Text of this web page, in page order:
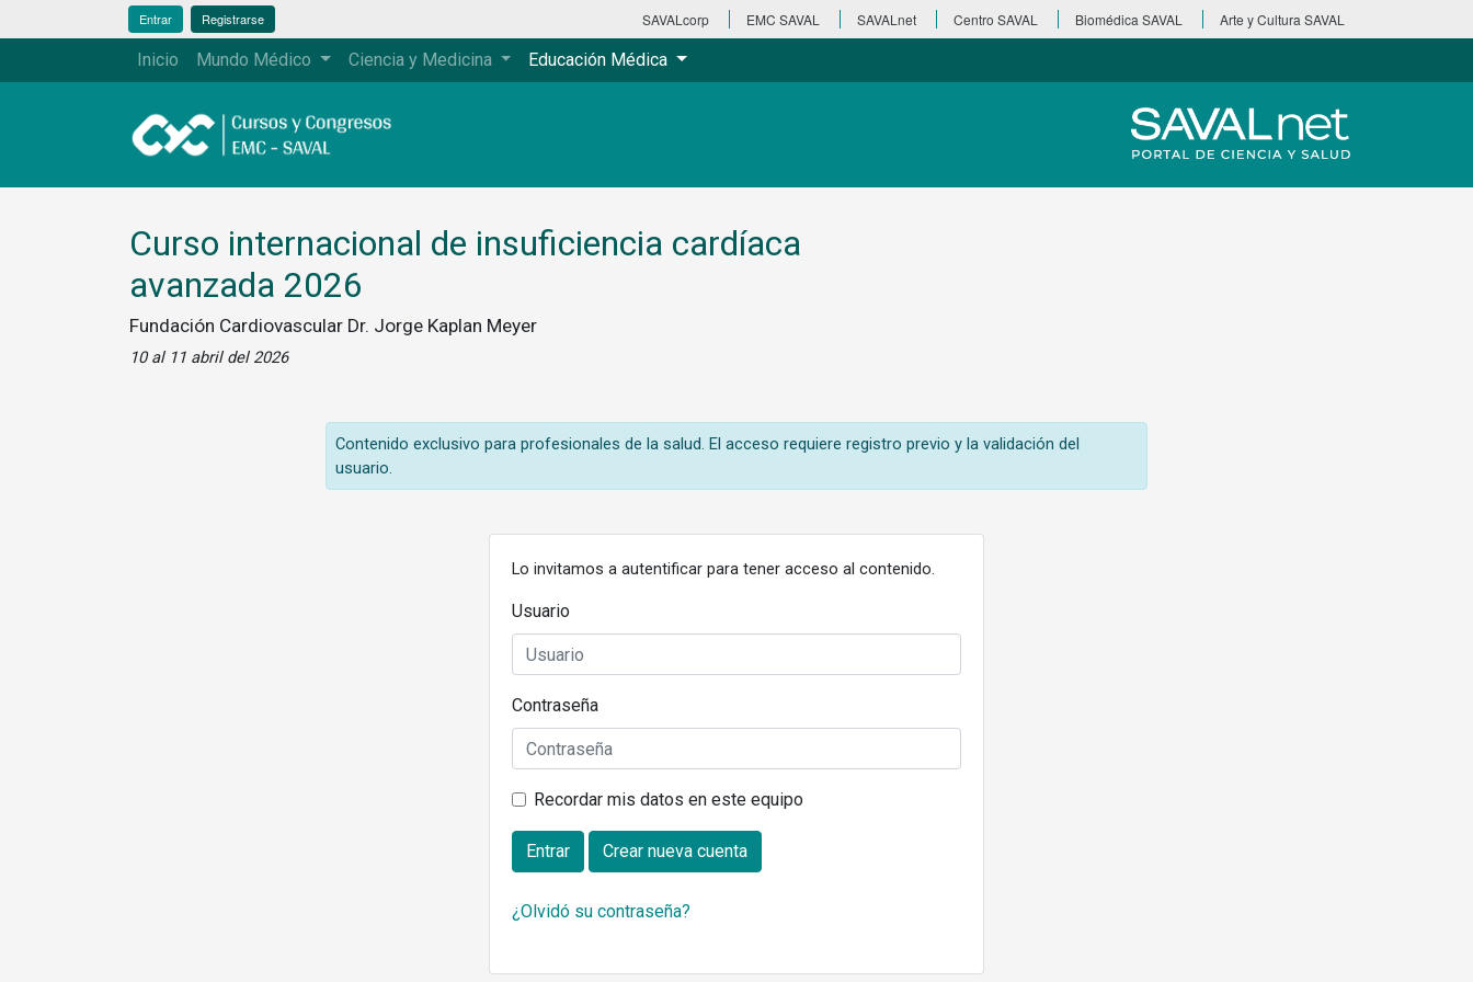
Entrar Registrarse SAVALcorp EMC SAVAL SAVALnet Centro SAVAL Biomédica SAVAL Arte y Cultura SAVAL
Inicio Mundo Médico Ciencia y Medicina Educación Médica
Curso internacional de insuficiencia cardíaca
avanzada 2026
Fundación Cardiovascular Dr. Jorge Kaplan Meyer
10 al 11 abril del 2026
Contenido exclusivo para profesionales de la salud. El acceso requiere registro previo y la validación del
usuario.
Lo invitamos a autentificar para tener acceso al contenido.
Usuario
Contraseña
Recordar mis datos en este equipo
Entrar Crear nueva cuenta
¿Olvidó su contraseña?